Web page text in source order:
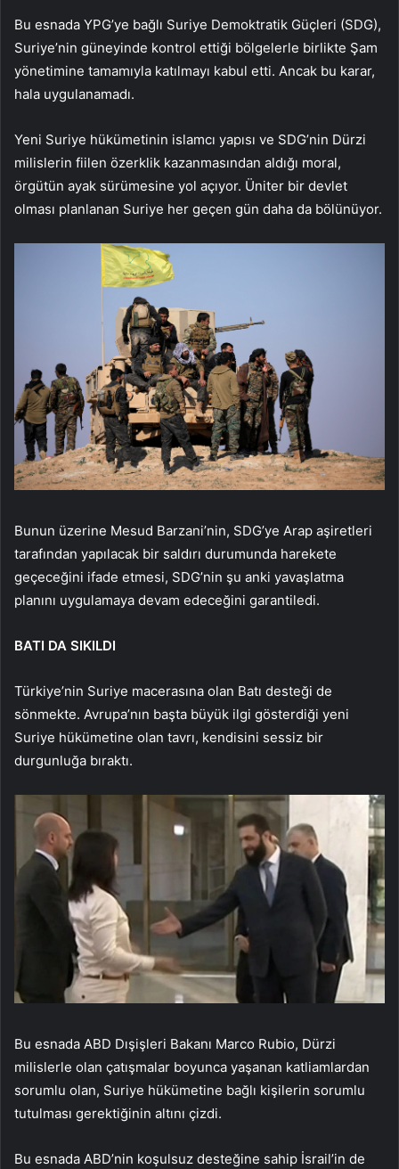
Bu esnada YPG’ye bağlı Suriye Demoktratik Güçleri (SDG),
Suriye’nin güneyinde kontrol ettiği bölgelerle birlikte Şam
yönetimine tamamıyla katılmayı kabul etti. Ancak bu karar,
hala uygulanamadı.
Yeni Suriye hükümetinin islamcı yapısı ve SDG’nin Dürzi
milislerin fiilen özerklik kazanmasından aldığı moral,
örgütün ayak sürümesine yol açıyor. Üniter bir devlet
olması planlanan Suriye her geçen gün daha da bölünüyor.
Bunun üzerine Mesud Barzani’nin, SDG’ye Arap aşiretleri
tarafından yapılacak bir saldırı durumunda harekete
geçeceğini ifade etmesi, SDG’nin şu anki yavaşlatma
planını uygulamaya devam edeceğini garantiledi.
BATI DA SIKILDI
Türkiye’nin Suriye macerasına olan Batı desteği de
sönmekte. Avrupa’nın başta büyük ilgi gösterdiği yeni
Suriye hükümetine olan tavrı, kendisini sessiz bir
durgunluğa bıraktı.
Bu esnada ABD Dışişleri Bakanı Marco Rubio, Dürzi
milislerle olan çatışmalar boyunca yaşanan katliamlardan
sorumlu olan, Suriye hükümetine bağlı kişilerin sorumlu
tutulması gerektiğinin altını çizdi.
Bu esnada ABD’nin koşulsuz desteğine sahip İsrail’in de